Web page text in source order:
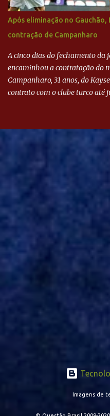
Após eliminação no
contração de Campanharo
A cinco dias do fechamento da
encaminhou a contratação do
Campanharo, 31 anos, do
contrato com o clube turco até
Evian, da França, Hellas
Bulgária. O último clube
concretizada, o jogador
opção de Mano Menezes no
Turquia, Gustavo
também pode ser utilizado
contração de Campanharo de 31
Imagens de